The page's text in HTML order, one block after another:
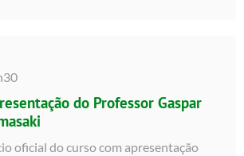
do Professor Gaspar
oficial do curso com apresentação